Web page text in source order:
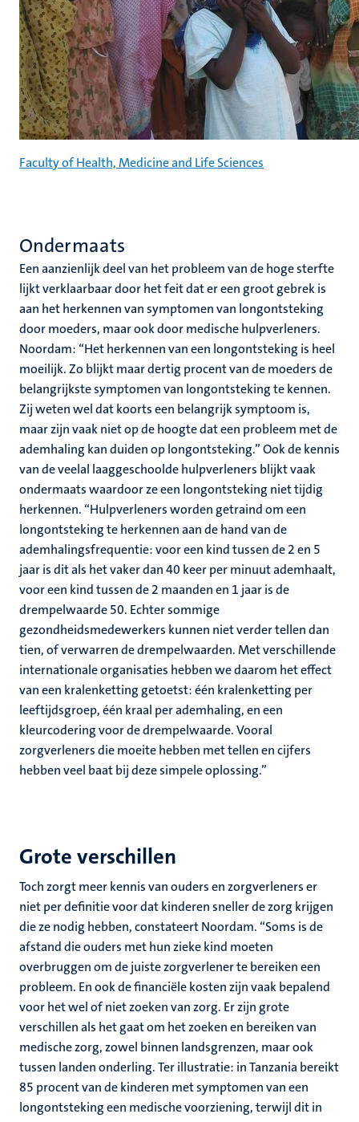
Faculty of Health, Medicine and Life Sciences
Ondermaats
Een aanzienlijk deel van het probleem van de hoge sterfte
lijkt verklaarbaar door het feit dat er een groot gebrek is
aan het herkennen van symptomen van longontsteking
door moeders, maar ook door medische hulpverleners.
Noordam: “Het herkennen van een longontsteking is heel
moeilijk. Zo blijkt maar dertig procent van de moeders de
belangrijkste symptomen van longontsteking te kennen.
Zij weten wel dat koorts een belangrijk symptoom is,
maar zijn vaak niet op de hoogte dat een probleem met de
ademhaling kan duiden op longontsteking.” Ook de kennis
van de veelal laaggeschoolde hulpverleners blijkt vaak
ondermaats waardoor ze een longontsteking niet tijdig
herkennen. “Hulpverleners worden getraind om een
longontsteking te herkennen aan de hand van de
ademhalingsfrequentie: voor een kind tussen de 2 en 5
jaar is dit als het vaker dan 40 keer per minuut ademhaalt,
voor een kind tussen de 2 maanden en 1 jaar is de
drempelwaarde 50. Echter sommige
gezondheidsmedewerkers kunnen niet verder tellen dan
tien, of verwarren de drempelwaarden. Met verschillende
internationale organisaties hebben we daarom het effect
van een kralenketting getoetst: één kralenketting per
leeftijdsgroep, één kraal per ademhaling, en een
kleurcodering voor de drempelwaarde. Vooral
zorgverleners die moeite hebben met tellen en cijfers
hebben veel baat bij deze simpele oplossing.”
Grote verschillen
Toch zorgt meer kennis van ouders en zorgverleners er
niet per definitie voor dat kinderen sneller de zorg krijgen
die ze nodig hebben, constateert Noordam. “Soms is de
afstand die ouders met hun zieke kind moeten
overbruggen om de juiste zorgverlener te bereiken een
probleem. En ook de financiële kosten zijn vaak bepalend
voor het wel of niet zoeken van zorg. Er zijn grote
verschillen als het gaat om het zoeken en bereiken van
medische zorg, zowel binnen landsgrenzen, maar ook
tussen landen onderling. Ter illustratie: in Tanzania bereikt
85 procent van de kinderen met symptomen van een
longontsteking een medische voorziening, terwijl dit in